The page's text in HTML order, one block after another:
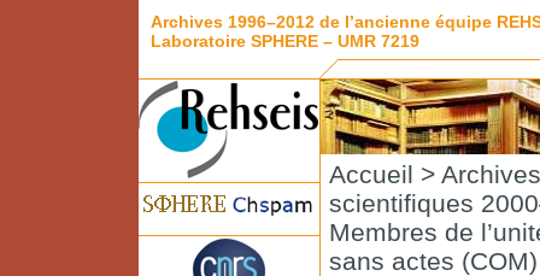
Archives 1996–2012 de l’ancienne équipe
Laboratoire SPHERE – UMR 7219
Accueil > Archives
scientifiques
Membres de
sans actes (COM)